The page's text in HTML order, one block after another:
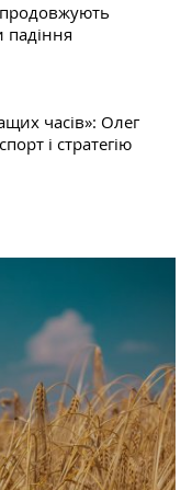
продовжують
падіння
часів»: Олег
і стратегію